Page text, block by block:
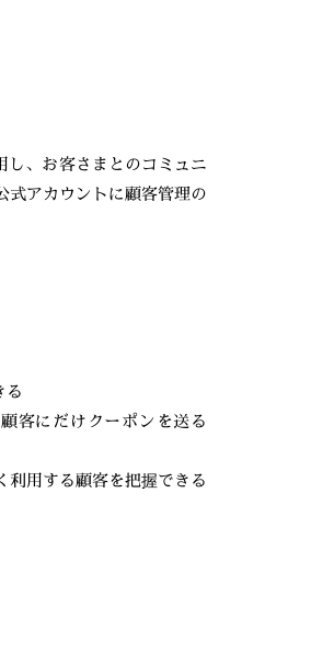
、お客さまとのコミュニ
アカウントに顧客管理の
る
客にだけクーポンを送る
利用する顧客を把握できる